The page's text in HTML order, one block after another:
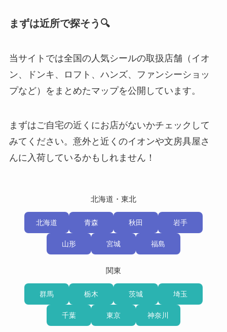
まずは近所で探そう🔍
当サイトでは全国の人気シールの取扱店舗（イオ
ン、ドンキ、ロフト、ハンズ、ファンシーショッ
プなど）をまとめたマップを公開しています。
まずはご自宅の近くにお店がないかチェックして
みてください。意外と近くのイオンや文房具屋さ
んに入荷しているかもしれません！
北海道・東北
北海道 青森 秋田 岩手
山形 宮城 福島
関東
群馬 栃木 茨城 埼玉
千葉 東京 神奈川